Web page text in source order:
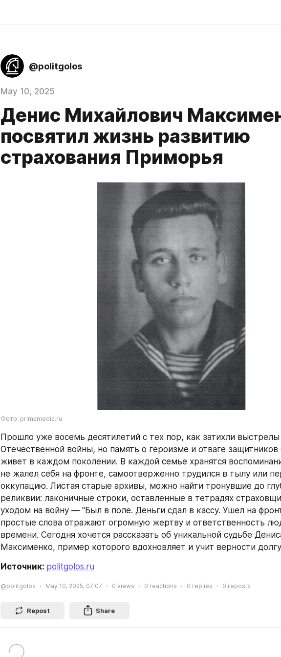
@politgolos
May 10, 2025
Денис Михайлович
посвятил жизнь развитию
страхования Приморья
Фото: primamedia.ru
Прошло уже восемь десятилетий с тех пор, как затихли
Отечественной войны, но память о героизме и отваге защитников
живет в каждом поколении. В каждой семье хранятся
не жалел себя на фронте, самоотверженно трудился в тылу или
оккупацию. Листая старые архивы, можно найти тронувшие до
реликвии: лаконичные строки, оставленные в тетрадях
уходом на войну — "Был в поле. Деньги сдал в кассу. Ушел на
простые слова отражают огромную жертву и ответственность
времени. Сегодня хочется рассказать об уникальной судьбе
Максименко, пример которого вдохновляет и учит верности
Источник: politgolos.ru
@politgolos May 10, 2025, 07:07 0 views 0 reactions 0 replies 0 reposts
Repost Share